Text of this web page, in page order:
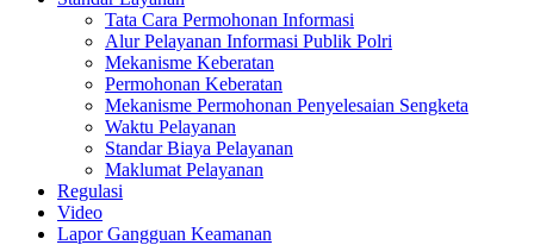
Tata Cara Permohonan Informasi
Alur Pelayanan Informasi Publik Polri
Mekanisme Keberatan
Permohonan Keberatan
Mekanisme Permohonan Penyelesaian Sengketa
Waktu Pelayanan
Standar Biaya Pelayanan
Maklumat Pelayanan
Regulasi
Video
Lapor Gangguan Keamanan